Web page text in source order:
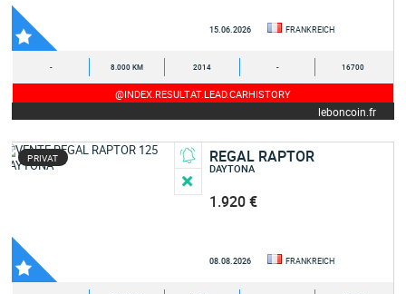
15.06.2026 FRANKREICH
- 8.000 KM 2014 - 16700
@INDEX.RESULTAT.LEAD.CARHISTORY
leboncoin.fr
PRIVAT REGAL RAPTOR
DAYTONA
1.920 €
08.08.2026 FRANKREICH